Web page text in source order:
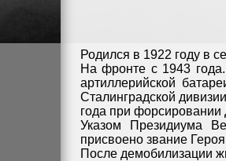
Родился в 1922 году в
На фронте с 1943
артиллерийской
Сталинградской
года при форсировании
Указом Президиума
присвоено звание
После демобилизации